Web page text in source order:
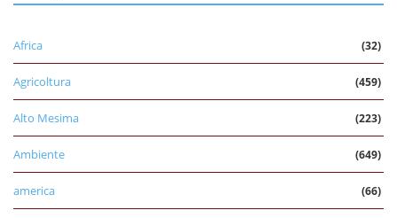
Africa (32)
Agricoltura (459)
Alto Mesima (223)
Ambiente (649)
america (66)